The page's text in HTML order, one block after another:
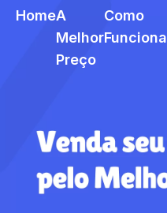
HomeA
Melhor
Preço
Como
Funciona